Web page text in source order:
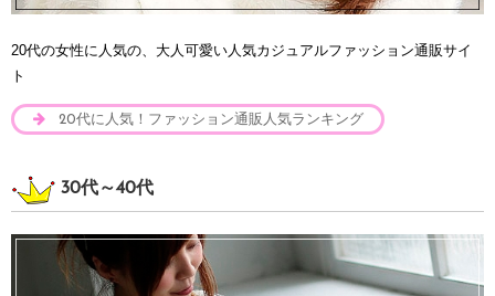
20代の女性に人気の、大人可愛い人気カジュアルファッション通販サイ
ト
20代に人気！ファッション通販人気ランキング
30代～40代